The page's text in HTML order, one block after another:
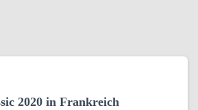
2020 in Frankreich